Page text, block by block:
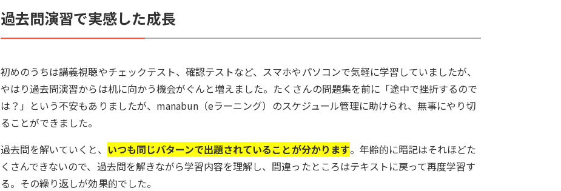
過去問演習で実感した成長
初めのうちは講義視聴やチェックテスト、確認テストなど、スマホやパソコンで気軽に学習していましたが、
やはり過去問演習からは机に向かう機会がぐんと増えました。たくさんの問題集を前に「途中で挫折するので
は？」という不安もありましたが、manabun（eラーニング）のスケジュール管理に助けられ、無事にやり切
ることができました。
過去問を解いていくと、 いつも同じパターンで出題されていることが分かります。年齢的に暗記はそれほどた
くさんできないので、過去問を解きながら学習内容を理解し、間違ったところはテキストに戻って再度学習す
る。その繰り返しが効果的でした。